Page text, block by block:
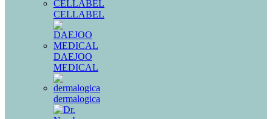
CELLABEL
DAEJOO
MEDICAL
dermalogica